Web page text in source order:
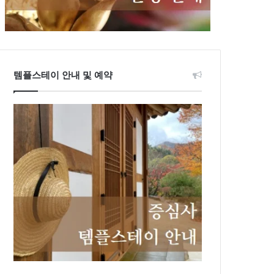
템플스테이 안내 및 예약